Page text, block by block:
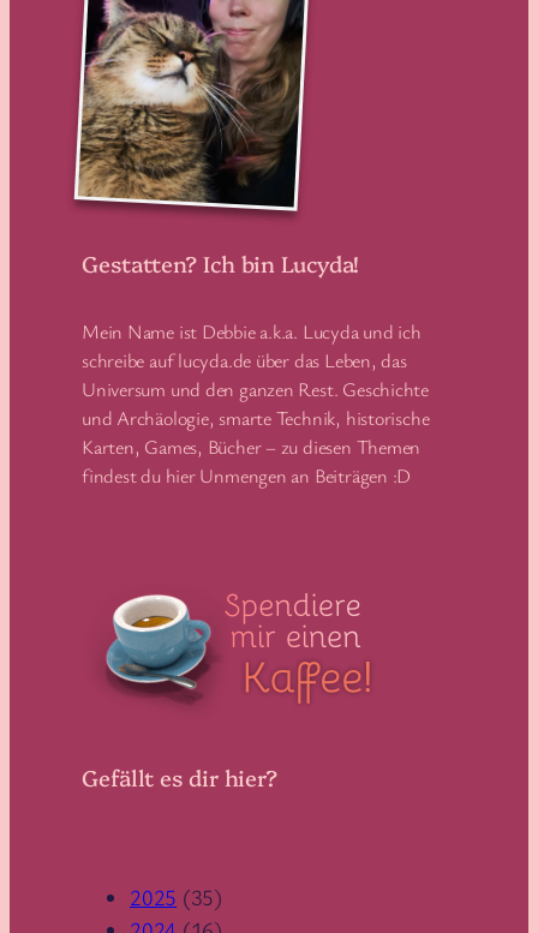
Gestatten? Ich bin Lucyda!
Mein Name ist Debbie a.k.a. Lucyda und ich
schreibe auf lucyda.de über das Leben, das
Universum und den ganzen Rest. Geschichte
und Archäologie, smarte Technik, historische
Karten, Games, Bücher – zu diesen Themen
findest du hier Unmengen an Beiträgen :D
Gefällt es dir hier?
2025 (35)